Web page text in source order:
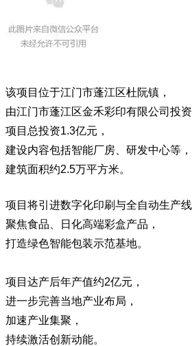
该项目位于江门市蓬江区杜阮镇，
由江门市蓬江区金禾彩印有限公司投资
项目总投资1.3亿元，
建设内容包括智能厂房、研发中心等，
建筑面积约2.5万平方米。
项目将引进数字化印刷与全自动生产线
聚焦食品、日化高端彩盒产品，
打造绿色智能包装示范基地。
项目达产后年产值约2亿元，
进一步完善当地产业布局，
加速产业集聚，
持续激活创新动能。